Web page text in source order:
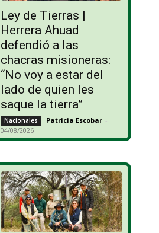
Ley de Tierras |
Herrera Ahuad
defendió a las
chacras misioneras:
“No voy a estar del
lado de quien les
saque la tierra”
Nacionales Patricia Escobar -
04/08/2026